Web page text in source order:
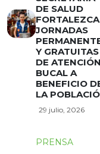
DE SALUD
FORTALEZCA
JORNADAS
Y GRATUITAS
DE
BUCAL A
BENEFICIO
LA
29 julio, 2026
PRENSA